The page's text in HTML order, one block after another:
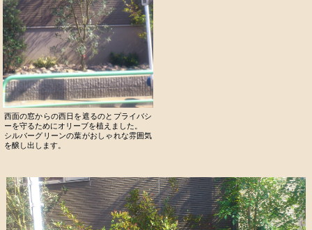
西面の窓からの西日を遮るのとプライバシ
ーを守るためにオリーブを植えました。
シルバーグリーンの葉がおしゃれな雰囲気
を醸し出します。